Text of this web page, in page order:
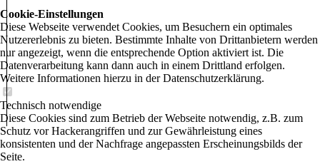
Cookie-Einstellungen
Diese Webseite verwendet Cookies, um Besuchern ein optimales
Nutzererlebnis zu bieten. Bestimmte Inhalte von Drittanbietern werden
nur angezeigt, wenn die entsprechende Option aktiviert ist. Die
Datenverarbeitung kann dann auch in einem Drittland erfolgen.
Weitere Informationen hierzu in der Datenschutzerklärung.
Technisch notwendige
Diese Cookies sind zum Betrieb der Webseite notwendig, z.B. zum
Schutz vor Hackerangriffen und zur Gewährleistung eines
konsistenten und der Nachfrage angepassten Erscheinungsbilds der
Seite.